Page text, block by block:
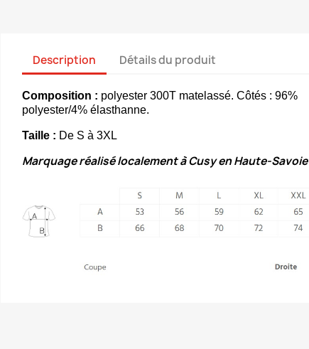
Description Détails du produit
Composition : polyester 300T matelassé. Côtés : 96%
polyester/4% élasthanne.
Taille : De S à 3XL
Marquage réalisé localement à Cusy en Haute-Savoie